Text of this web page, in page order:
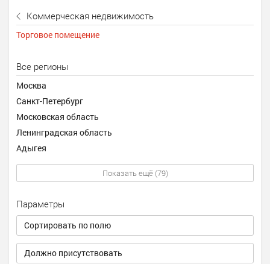
Коммерческая недвижимость
Торговое помещение
Все регионы
Москва
Санкт-Петербург
Московская область
Ленинградская область
Адыгея
Показать ещё (79)
Параметры
Сортировать по полю
Должно присутствовать